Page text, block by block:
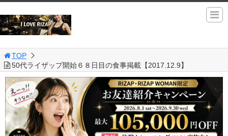
TOP
50代ライザップ開始６８日目の食事掲載【2017.12.9】